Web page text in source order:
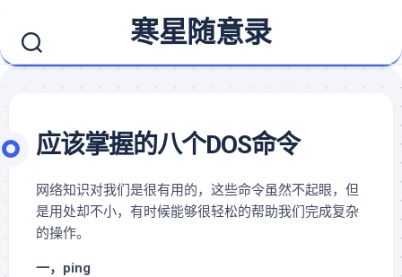
content
寒星随意录
应该掌握的八个DOS命令
网络知识对我们是很有用的，这些命令虽然不起眼，但
是用处却不小，有时候能够很轻松的帮助我们完成复杂
的操作。
一，ping